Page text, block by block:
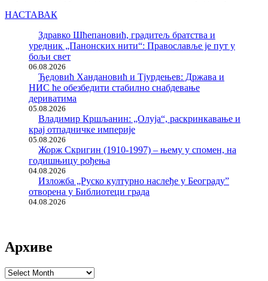
НАСТАВАК
Здравко Шћепановић, градитељ братства и
уредник „Панонских нити“: Православље је пут у
бољи свет
06.08.2026
Ђедовић Хандановић и Тјурдењев: Држава и
НИС ће обезбедити стабилно снабдевање
дериватима
05.08.2026
Владимир Кршљанин: „Олуја“, раскринкавање и
крај отпадничке империје
05.08.2026
Жорж Скригин (1910-1997) – њему у спомен, на
годишњицу рођења
04.08.2026
Изложба „Руско културно наслеђе у Београду”
отворена у Библиотеци града
04.08.2026
Архиве
Архиве